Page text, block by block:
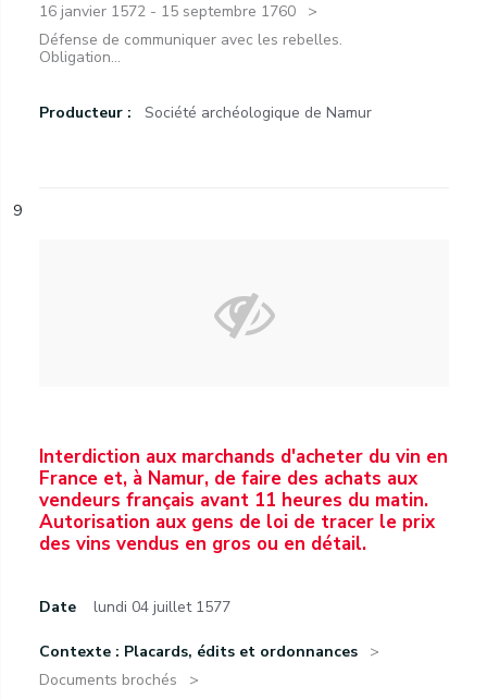
16 janvier 1572 - 15 septembre 1760
Défense de communiquer avec les rebelles.
Obligation...
Producteur : Société archéologique de Namur
9
Interdiction aux marchands d'acheter du vin en
France et, à Namur, de faire des achats aux
vendeurs français avant 11 heures du matin.
Autorisation aux gens de loi de tracer le prix
des vins vendus en gros ou en détail.
Date lundi 04 juillet 1577
Contexte : Placards, édits et ordonnances
Documents brochés